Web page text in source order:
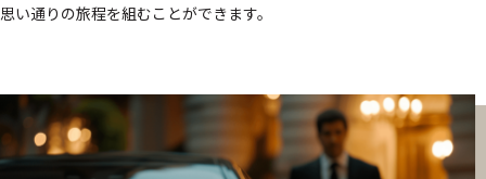
思い通りの旅程を組むことができます。